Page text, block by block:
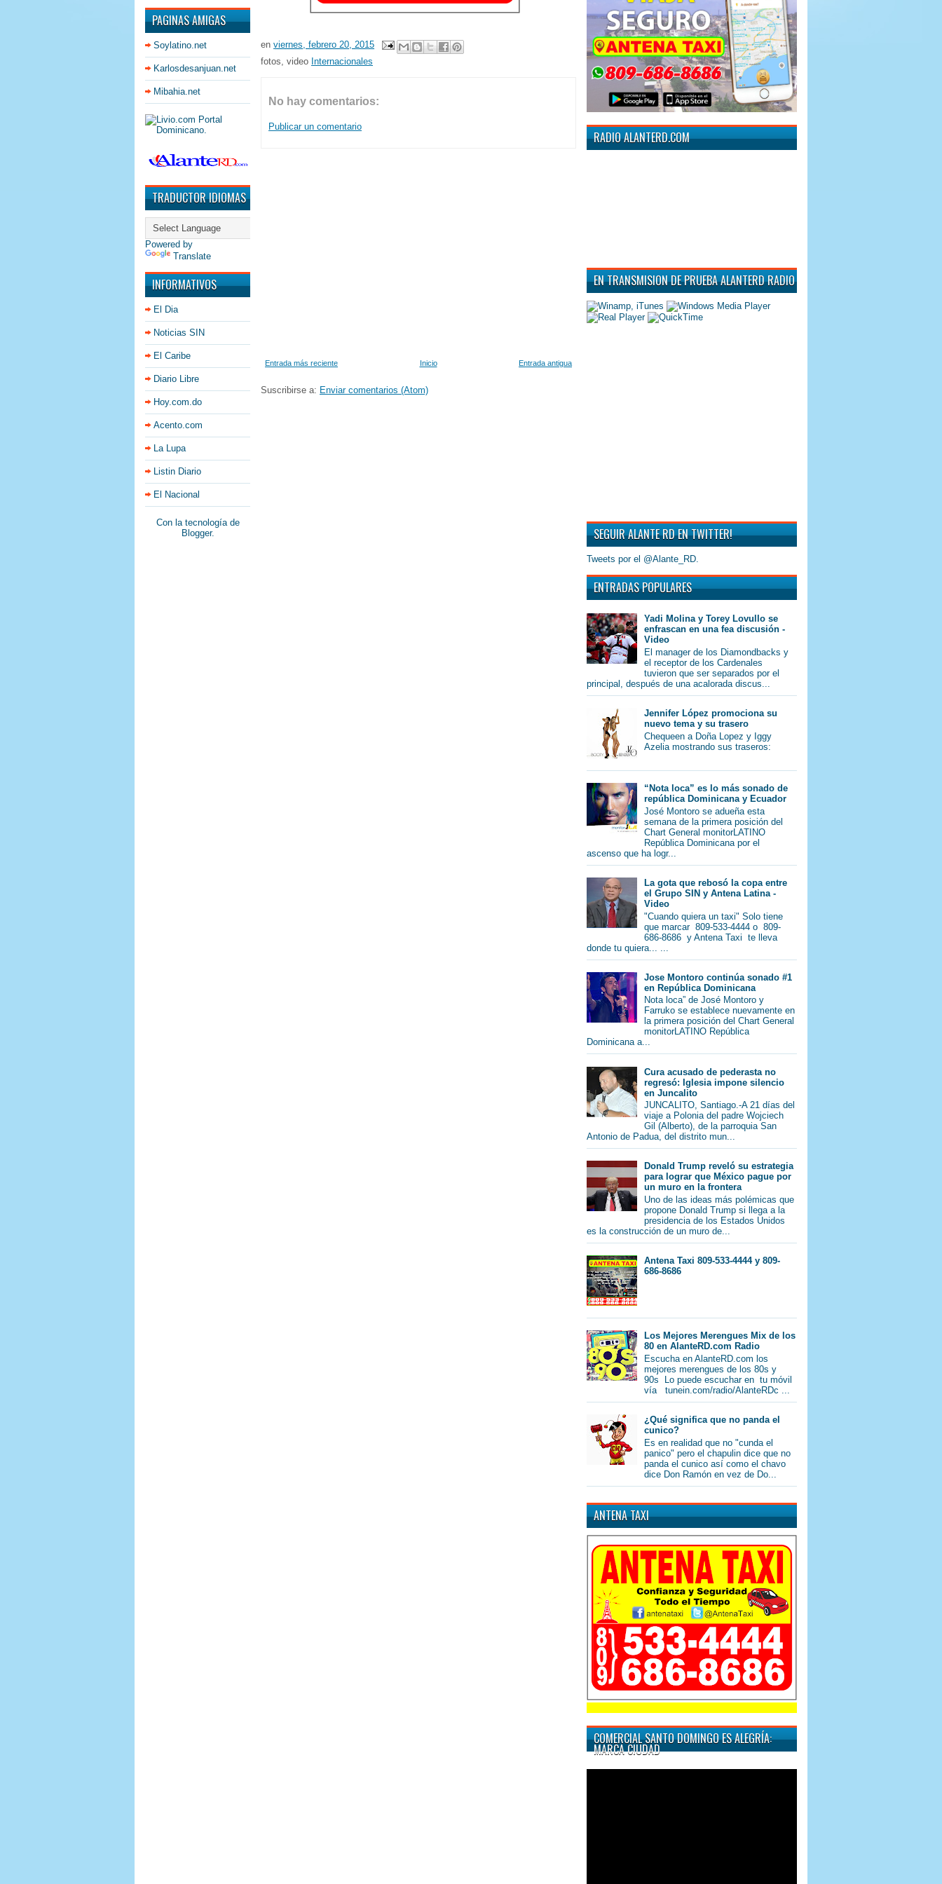
PAGINAS AMIGAS
Soylatino.net
Karlosdesanjuan.net
Mibahia.net
TRADUCTOR IDIOMAS
Powered by
Translate
INFORMATIVOS
El Dia
Noticias SIN
El Caribe
Diario Libre
Hoy.com.do
Acento.com
La Lupa
Listin Diario
El Nacional
Con la tecnología de
Blogger.
en viernes, febrero 20, 2015
fotos, video Internacionales
No hay comentarios:
Publicar un comentario
Entrada más reciente Entrada antigua
Inicio
Suscribirse a: Enviar comentarios (Atom)
RADIO ALANTERD.COM
EN TRANSMISION DE PRUEBA ALANTERD RADIO
SEGUIR ALANTE RD EN TWITTER!
Tweets por el @Alante_RD.
ENTRADAS POPULARES
Yadi Molina y Torey Lovullo se
enfrascan en una fea discusión -
Video
El manager de los Diamondbacks y
el receptor de los Cardenales
tuvieron que ser separados por el
principal, después de una acalorada discus...
Jennifer López promociona su
nuevo tema y su trasero
Chequeen a Doña Lopez y Iggy
Azelia mostrando sus traseros:
“Nota loca” es lo más sonado de
república Dominicana y Ecuador
José Montoro se adueña esta
semana de la primera posición del
Chart General monitorLATINO
República Dominicana por el
ascenso que ha logr...
La gota que rebosó la copa entre
el Grupo SIN y Antena Latina -
Video
"Cuando quiera un taxi" Solo tiene
que marcar 809-533-4444 o 809-
686-8686 y Antena Taxi te lleva
donde tu quiera... ...
Jose Montoro continúa sonado #1
en República Dominicana
Nota loca” de José Montoro y
Farruko se establece nuevamente en
la primera posición del Chart General
monitorLATINO República
Dominicana a...
Cura acusado de pederasta no
regresó: Iglesia impone silencio
en Juncalito
JUNCALITO, Santiago.-A 21 días del
viaje a Polonia del padre Wojciech
Gil (Alberto), de la parroquia San
Antonio de Padua, del distrito mun...
Donald Trump reveló su estrategia
para lograr que México pague por
un muro en la frontera
Uno de las ideas más polémicas que
propone Donald Trump si llega a la
presidencia de los Estados Unidos
es la construcción de un muro de...
Antena Taxi 809-533-4444 y 809-
686-8686
Los Mejores Merengues Mix de los
80 en AlanteRD.com Radio
Escucha en AlanteRD.com los
mejores merengues de los 80s y
90s Lo puede escuchar en tu móvil
vía tunein.com/radio/AlanteRDc ...
¿Qué significa que no panda el
cunico?
Es en realidad que no "cunda el
panico" pero el chapulin dice que no
panda el cunico así como el chavo
dice Don Ramón en vez de Do...
ANTENA TAXI
COMERCIAL SANTO DOMINGO ES ALEGRÍA:
MARCA CIUDAD